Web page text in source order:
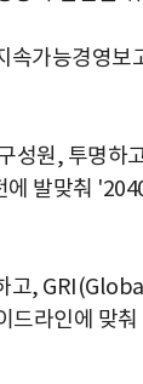
가능경영보
성원, 투명하
에 발맞춰
하고,
라인에 맞춰